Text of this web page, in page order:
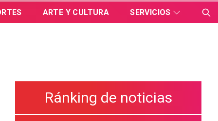
ARTE Y CULTURA SERVICIOS
Ránking de noticias